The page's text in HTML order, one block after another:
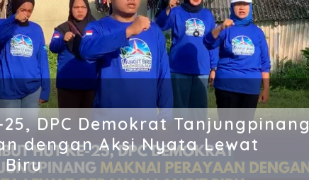
DPC Demokrat Tanjungpinang
dengan Aksi Nyata Lewat
Biru